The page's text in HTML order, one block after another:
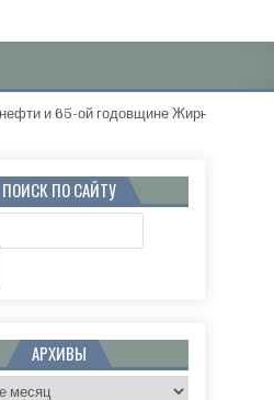
ой годовщине Жирновского
ПОИСК ПО САЙТУ
АРХИВЫ